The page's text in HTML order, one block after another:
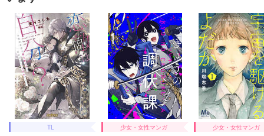
TL 少女・女性マンガ 少女・女性マンガ